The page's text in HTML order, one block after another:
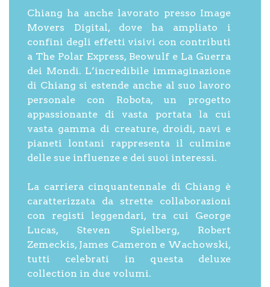
Chiang ha anche lavorato presso Image
Movers Digital, dove ha ampliato i
confini degli effetti visivi con contributi
a The Polar Express, Beowulf e La Guerra
dei Mondi. L’incredibile immaginazione
di Chiang si estende anche al suo lavoro
personale con Robota, un progetto
appassionante di vasta portata la cui
vasta gamma di creature, droidi, navi e
pianeti lontani rappresenta il culmine
delle sue influenze e dei suoi interessi.
La carriera cinquantennale di Chiang è
caratterizzata da strette collaborazioni
con registi leggendari, tra cui George
Lucas, Steven Spielberg, Robert
Zemeckis, James Cameron e Wachowski,
tutti celebrati in questa deluxe
collection in due volumi.